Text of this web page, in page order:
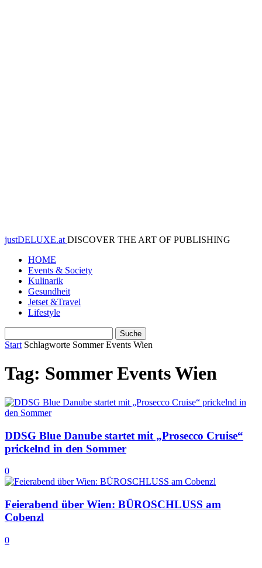
justDELUXE.at DISCOVER THE ART OF PUBLISHING
HOME
Events & Society
Kulinarik
Gesundheit
Jetset &Travel
Lifestyle
Start Schlagworte Sommer Events Wien
Tag: Sommer Events Wien
DDSG Blue Danube startet mit „Prosecco Cruise“
prickelnd in den Sommer
0
Feierabend über Wien: BÜROSCHLUSS am
Cobenzl
0